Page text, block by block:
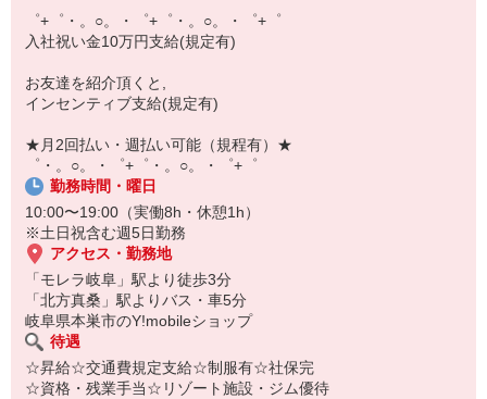
短期・期間限定・オープニング・官公庁案件
上場/優良/大手企業など
【スマホ面接実施中】
￣￣￣￣￣￣￣￣￣
自宅に居ながらスマホでカンタン面接OK！
オンライン面談なのでスピード対応。
即日登録もOK♪
気になった方はお気軽にご相談ください！
゜+゜・。○。・゜+゜・。○。・゜+゜
入社祝い金10万円支給(規定有)
お友達を紹介頂くと,
インセンティブ支給(規定有)
★月2回払い・週払い可能（規程有）★
゜・。○。・゜+゜・。○。・゜+゜
勤務時間・曜日
10:00〜19:00（実働8h・休憩1h）
※土日祝含む週5日勤務
アクセス・勤務地
「モレラ岐阜」駅より徒歩3分
「北方真桑」駅よりバス・車5分
岐阜県本巣市のY!mobileショップ
待遇
☆昇給☆交通費規定支給☆制服有☆社保完
☆資格・残業手当☆リゾート施設・ジム優待